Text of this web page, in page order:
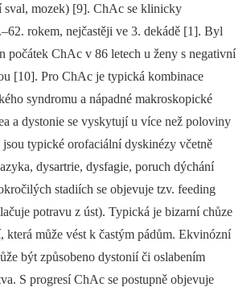
sval, mozek) [9]. ChAc se klinicky
rokem, nejčastěji ve 3. dekádě [1]. Byl
počátek ChAc v 86 letech u ženy s negativní
[10]. Pro ChAc je typická kombinace
syndromu a nápadné makroskopické
a dystonie se vyskytují u více než poloviny
typické orofaciální dyskinézy včetně
dysartrie, dysfagie, poruch dýchání
stadiích se objevuje tzv. feeding
potravu z úst). Typická je bizarní chůze
která může vést k častým pádům. Ekvinózní
být způsobeno dystonií či oslabením
S progresí ChAc se postupně objevuje